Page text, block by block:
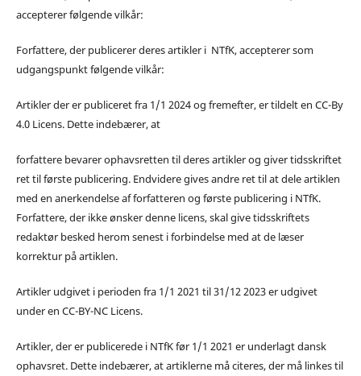
accepterer følgende vilkår:
Forfattere, der publicerer deres artikler i NTfK, accepterer som
udgangspunkt følgende vilkår:
Artikler der er publiceret fra 1/1 2024 og fremefter, er tildelt en CC-By
4.0 Licens. Dette indebærer, at
forfattere bevarer ophavsretten til deres artikler og giver tidsskriftet
ret til første publicering. Endvidere gives andre ret til at dele artiklen
med en anerkendelse af forfatteren og første publicering i NTfK.
Forfattere, der ikke ønsker denne licens, skal give tidsskriftets
redaktør besked herom senest i forbindelse med at de læser
korrektur på artiklen.
Artikler udgivet i perioden fra 1/1 2021 til 31/12 2023 er udgivet
under en CC-BY-NC Licens.
Artikler, der er publicerede i NTfK før 1/1 2021 er underlagt dansk
ophavsret. Dette indebærer, at artiklerne må citeres, der må linkes til